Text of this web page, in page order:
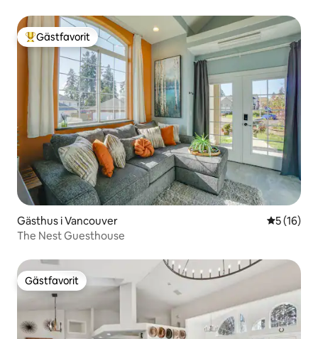
Populär gästfavorit
Gästfavorit
Gästhus i Vancouver 5 av 5 i
5 (16)
The Nest Guesthouse
Gästfavorit
Gästfavorit